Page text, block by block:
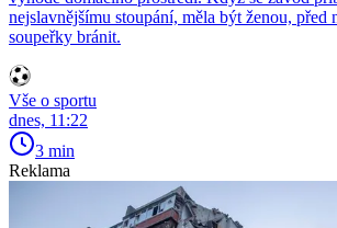
nejslavnějšímu stoupání, měla být ženou, před
soupeřky bránit.
Vše o sportu
dnes, 11:22
3 min
Reklama